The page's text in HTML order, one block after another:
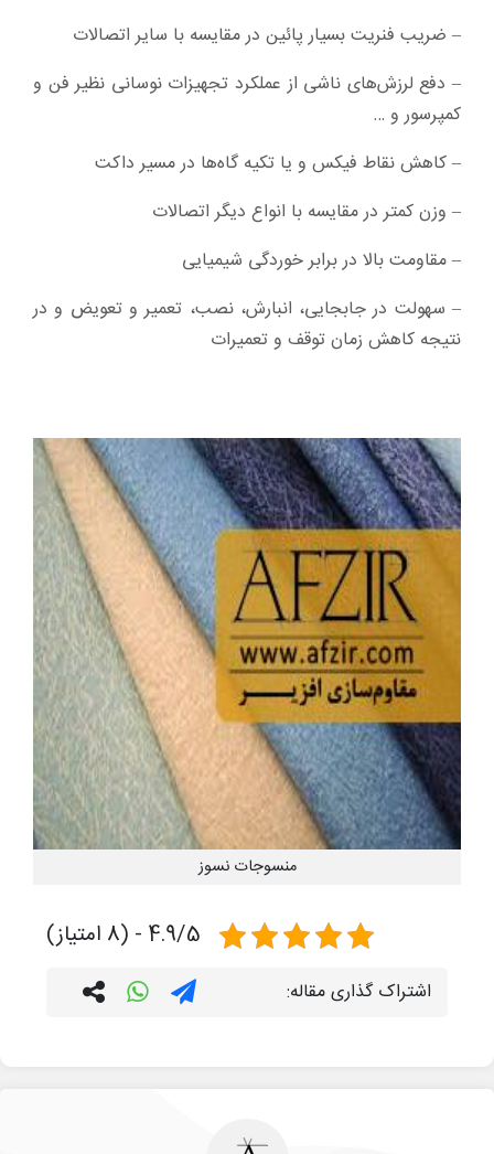
– ضریب فنریت بسیار پائین در مقایسه با سایر اتصالات
– دفع لرزش‌های ناشی از عملکرد تجهیزات نوسانی نظیر فن و
کمپرسور و …
– کاهش نقاط فیکس و یا تکیه گاه‌ها در مسیر داکت
– وزن کمتر در مقایسه با انواع دیگر اتصالات
– مقاومت بالا در برابر خوردگی شیمیایی
– سهولت در جابجایی، ‌انبارش، ‌نصب، تعمیر و تعویض و در
نتیجه کاهش زمان توقف و تعمیرات
منسوجات نسوز
4.9/5 - (8 امتیاز)
اشتراک گذاری مقاله: